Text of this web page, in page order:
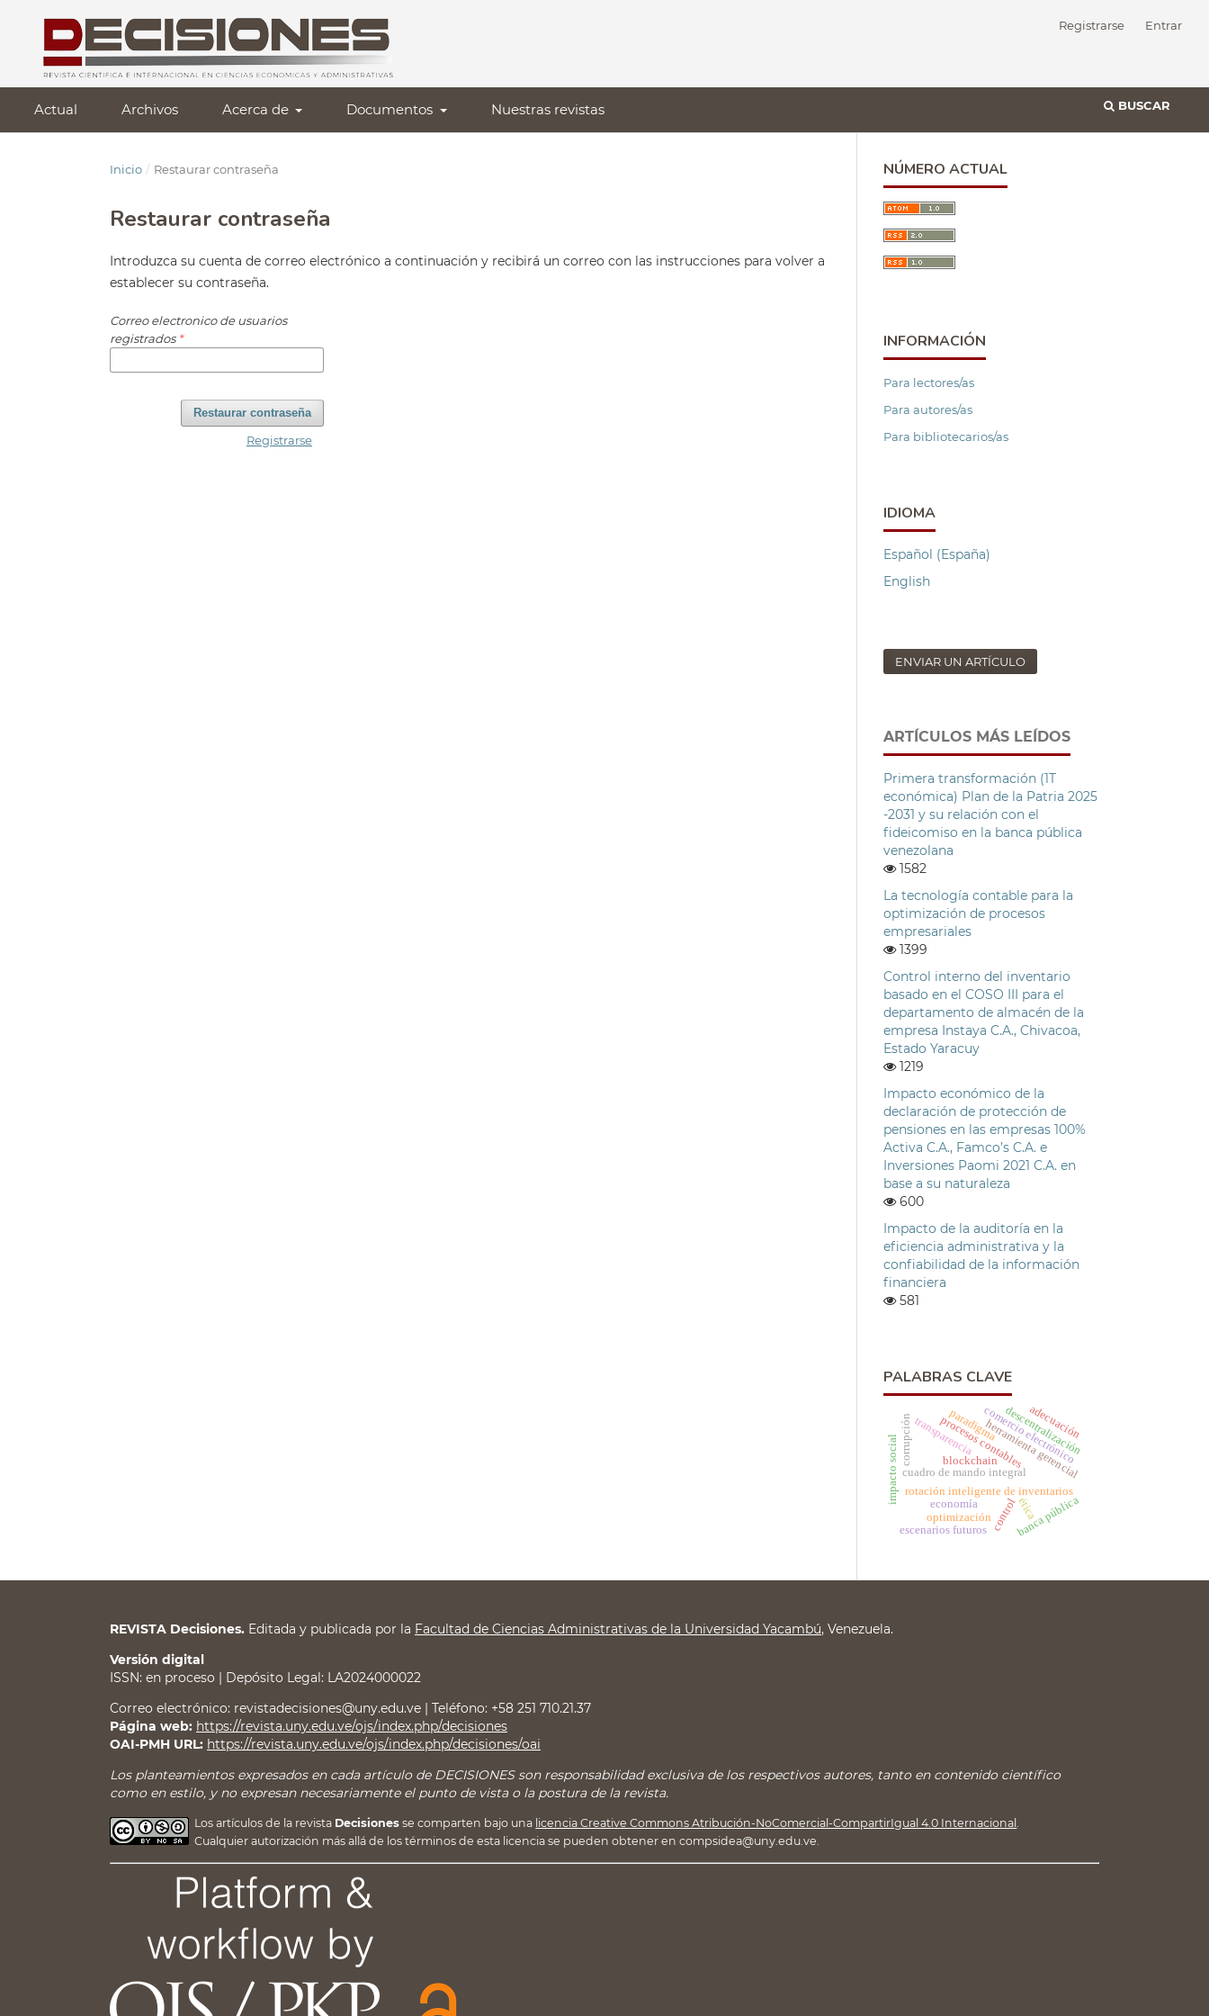
Actual Archivos Acerca de Documentos Nuestras revistas BUSCAR
Registrarse Entrar
Inicio / Restaurar contraseña
Restaurar contraseña
Introduzca su cuenta de correo electrónico a continuación y recibirá un correo con las instrucciones para volver a
establecer su contraseña.
Correo electronico de usuarios
registrados *
Restaurar contraseña
Registrarse
NÚMERO ACTUAL
INFORMACIÓN
Para lectores/as
Para autores/as
Para bibliotecarios/as
IDIOMA
Español (España)
English
ENVIAR UN ARTÍCULO
ARTÍCULOS MÁS LEÍDOS
Primera transformación (1T
económica) Plan de la Patria 2025
-2031 y su relación con el
fideicomiso en la banca pública
venezolana
1582
La tecnología contable para la
optimización de procesos
empresariales
1399
Control interno del inventario
basado en el COSO III para el
departamento de almacén de la
empresa Instaya C.A., Chivacoa,
Estado Yaracuy
1219
Impacto económico de la
declaración de protección de
pensiones en las empresas 100%
Activa C.A., Famco’s C.A. e
Inversiones Paomi 2021 C.A. en
base a su naturaleza
600
Impacto de la auditoría en la
eficiencia administrativa y la
confiabilidad de la información
financiera
581
PALABRAS CLAVE
rotación inteligente de inventarios
control
cuadro de mando integralherramienta gerencial
comercio electrónico
procesos contables
blockchain
transparencia
banca pública
paradigmadescentralización
impacto social
economía
optimización
corrupción
ética
escenarios futuros
adecuación
REVISTA Decisiones. Editada y publicada por la Facultad de Ciencias Administrativas de la Universidad Yacambú, Venezuela.
Versión digital
ISSN: en proceso | Depósito Legal: LA2024000022
Correo electrónico: revistadecisiones@uny.edu.ve | Teléfono: +58 251 710.21.37
Página web: https://revista.uny.edu.ve/ojs/index.php/decisiones
OAI-PMH URL: https://revista.uny.edu.ve/ojs/index.php/decisiones/oai
Los planteamientos expresados en cada artículo de DECISIONES son responsabilidad exclusiva de los respectivos autores, tanto en contenido científico
como en estilo, y no expresan necesariamente el punto de vista o la postura de la revista.
Los artículos de la revista Decisiones se comparten bajo una licencia Creative Commons Atribución-NoComercial-CompartirIgual 4.0 Internacional.
Cualquier autorización más allá de los términos de esta licencia se pueden obtener en compsidea@uny.edu.ve.